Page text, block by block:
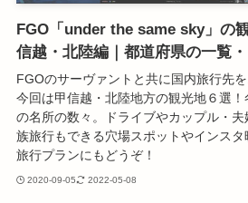
FGO「under the same sky」の
信越・北陸編｜都道府県の一覧
FGOのサーヴァントと共に国内旅行先
今回は甲信越・北陸地方の観光地６選
の名所の数々。ドライブやカップル・
族旅行もできる穴場スポットやインスタ
旅行プランにもどうぞ！
2020-09-05 2022-05-08